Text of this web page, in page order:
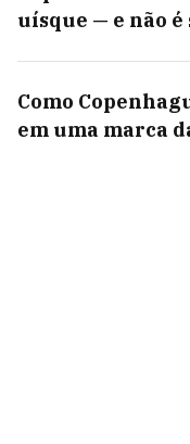
uísque — e não é
Como
em uma marca